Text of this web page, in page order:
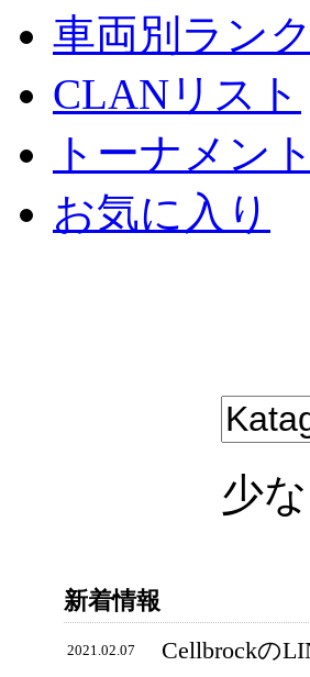
車両別ランク
CLANリスト
トーナメント
お気に入り
少
新着情報
2021.02.07
Cellbrockの